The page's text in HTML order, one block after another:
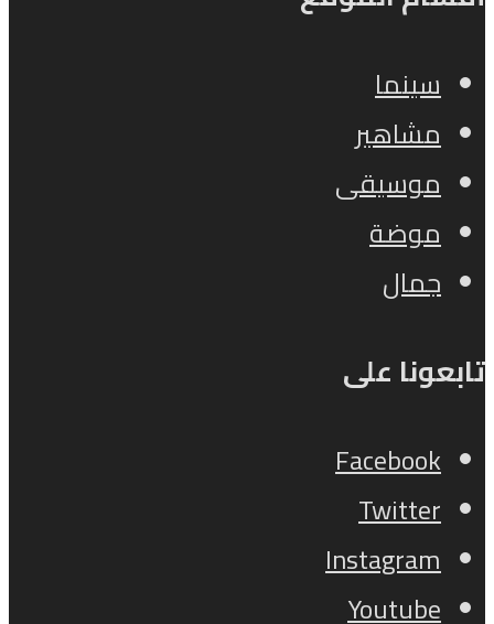
سينما
مشاهير
موسيقى
موضة
جمال
تابعونا على
Facebook
Twitter
Instagram
Youtube